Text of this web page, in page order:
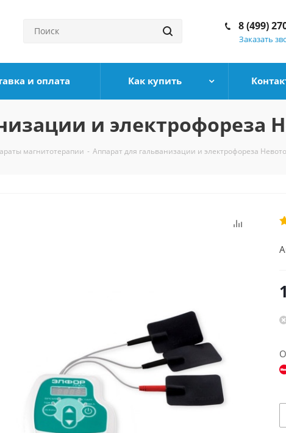
8 (499)
Заказать
и оплата Как купить
и электрофореза
магнитотерапии - Аппарат для гальванизации и электрофореза